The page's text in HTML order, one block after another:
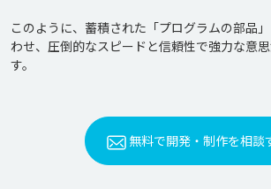
このように、蓄積された「プログラムの部品
わせ、圧倒的なスピードと信頼性で強力な意
無料で開発・制作を相談